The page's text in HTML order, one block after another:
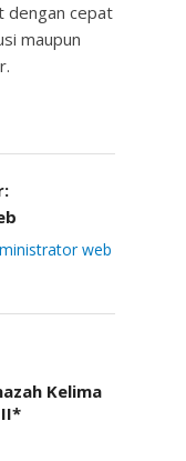
dengan cepat
maupun
web
Kelima